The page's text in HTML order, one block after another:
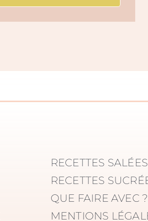
RECETTES SALÉES
RECETTES
QUE FAIRE AVEC ?
MENTIONS